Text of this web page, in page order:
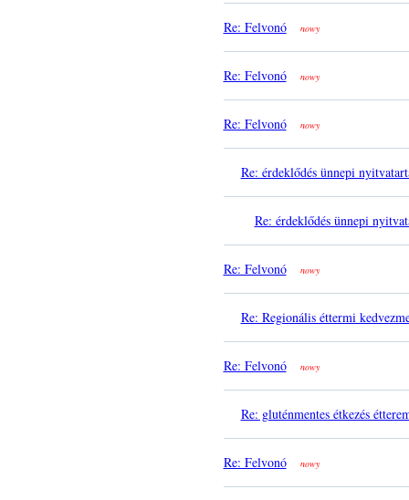
Re: Felvonó nowy
Re: Felvonó nowy
Re: Felvonó nowy
Re: érdeklődés ünnepi
Re: érdeklődés ünnepi
Re: Felvonó nowy
Re: Regionális éttermi
Re: Felvonó nowy
Re: gluténmentes étkezés
Re: Felvonó nowy